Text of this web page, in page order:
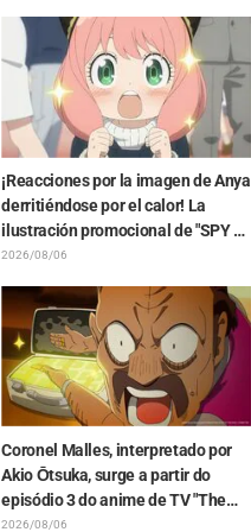
apareció en el episodio 1 de
"Frieren: Más allá del final del
viaje"
¡Reacciones por la imagen de Anya
derritiéndose por el calor! La
ilustración promocional de "SPY x
FAMILY" provoca comentarios
2026/08/06
Coronel Malles, interpretado por
Akio Ōtsuka, surge a partir do
episódio 3 do anime de TV "The
Ghost in the Shell"! Comentário do
2026/08/06